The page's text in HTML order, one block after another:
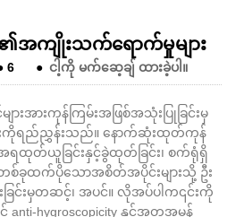
ကျိုးသက်ရောက်မှုများ
6 ● ငါ့ကို မက်ဆေ့ချ် ထားခဲ့ပါ။
းအားကုန်ကြမ်းအဖြစ်အသုံးပြုခြင်းမှ
ရည်ညွှန်းသည်။ နောက်ဆုံးထုတ်ကုန်
ထုတ်ယူခြင်းနှင့်ခွဲထုတ်ခြင်း၊ စက်ရုံရှိ
ခုထက်ပိုသောအစိတ်အပိုင်းများသို့ ဦး
င်းမှတဆင့်၊ အပင်။ လိုအပ်ပါက၎င်းကို
anti-hygroscopicity နှင့်အတူအမှုန့်